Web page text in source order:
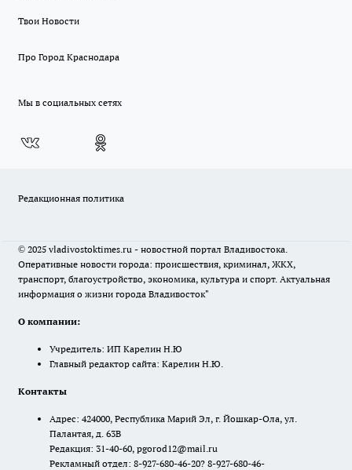
Твои Новости
Про Город Краснодара
Мы в социальных сетях
Редакционная политика
© 2025 vladivostoktimes.ru - новостной портал Владивостока.
Оперативные новости города: происшествия, криминал, ЖКХ,
транспорт, благоустройство, экономика, культура и спорт. Актуальная
информация о жизни города Владивосток"
О компании:
Учредитель: ИП Карелин Н.Ю
Главный редактор сайта: Карелин Н.Ю.
Контакты
Адрес: 424000, Республика Марий Эл, г. Йошкар-Ола, ул.
Палантая, д. 63В
Редакция: 31-40-60, pgorod12@mail.ru
Рекламный отдел: 8-927-680-46-20? 8-927-680-46-